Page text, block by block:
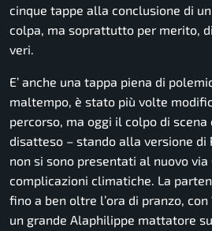
cinque tappe alla conclusione di
colpa, ma soprattutto per merito,
veri.
E’ anche una tappa piena di
maltempo, è stato più volte
percorso, ma oggi il colpo di scena
disatteso – stando alla versione di
non si sono presentati al nuovo
complicazioni climatiche. La
fino a ben oltre l’ora di pranzo, con
un grande Alaphilippe mattatore